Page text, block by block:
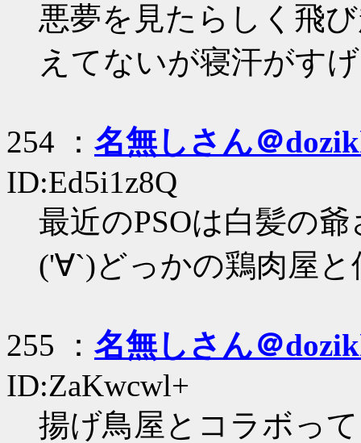
悪夢を見たらしく飛
えてないが寝汗がす
254 ： 名無しさん＠
ID:Ed5i1z8Q
最近のPSOは白髪の
('∀`)どっかの鶏肉屋と
255 ： 名無しさん＠
ID:ZaKwcwl+
揚げ鳥屋とコラボっ